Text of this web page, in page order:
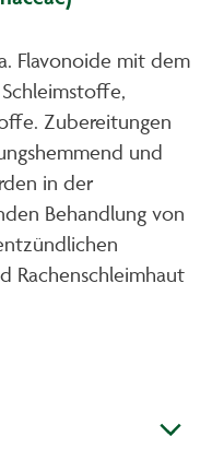
Flavonoide mit dem
Zubereitungen
und
in der
Behandlung von
Rachenschleimhaut